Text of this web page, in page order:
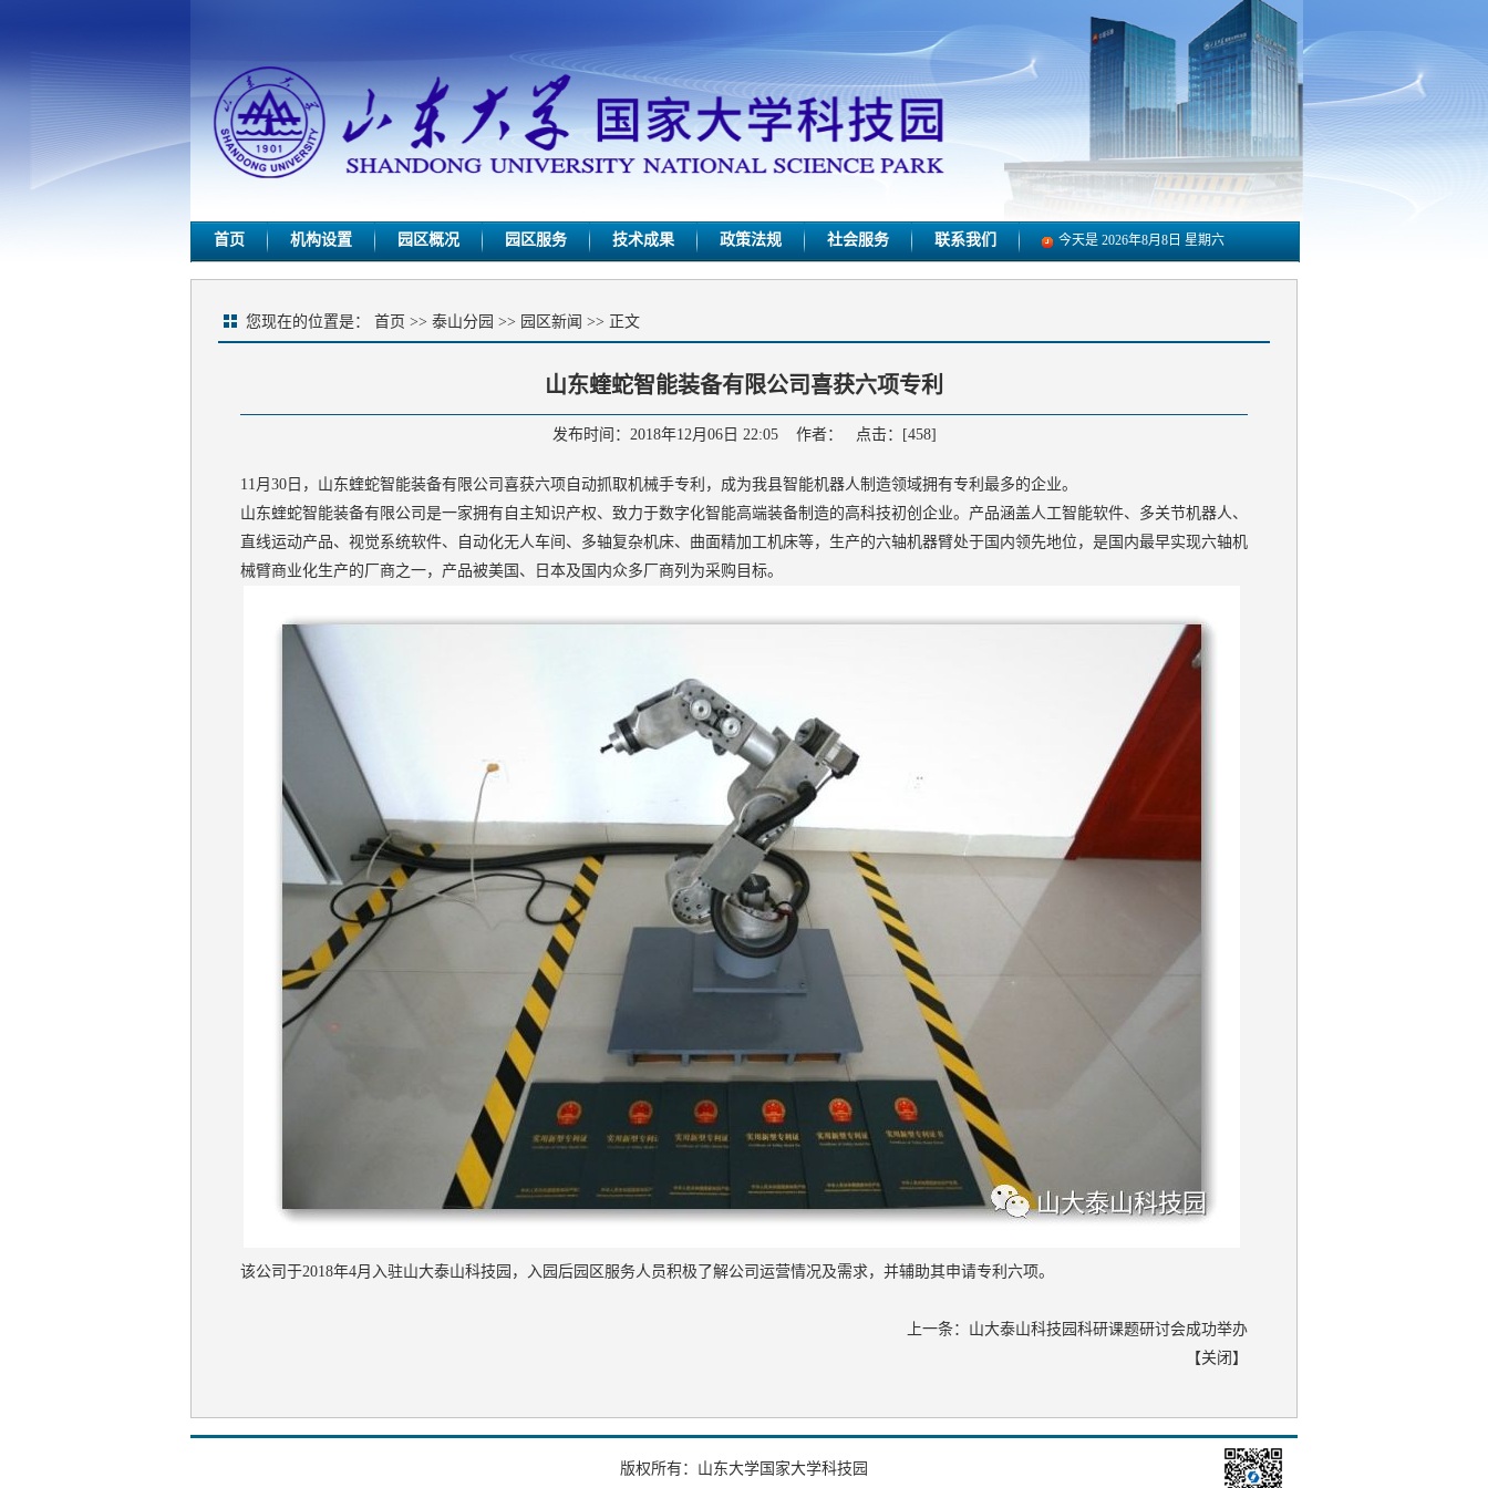
首页 机构设置 园区概况 园区服务 技术成果 政策法规 社会服务 联系我们 今天是 2026年8月8日 星期六
您现在的位置是： 首页 >> 泰山分园 >> 园区新闻 >> 正文
山东蝰蛇智能装备有限公司喜获六项专利
发布时间：2018年12月06日 22:05 作者： 点击：[458]
11月30日，山东蝰蛇智能装备有限公司喜获六项自动抓取机械手专利，成为我县智能机器人制造领域拥有专利最多的企业。
山东蝰蛇智能装备有限公司是一家拥有自主知识产权、致力于数字化智能高端装备制造的高科技初创企业。产品涵盖人工智能软件、多关节机器人、
直线运动产品、视觉系统软件、自动化无人车间、多轴复杂机床、曲面精加工机床等，生产的六轴机器臂处于国内领先地位，是国内最早实现六轴机
械臂商业化生产的厂商之一，产品被美国、日本及国内众多厂商列为采购目标。
该公司于2018年4月入驻山大泰山科技园，入园后园区服务人员积极了解公司运营情况及需求，并辅助其申请专利六项。
上一条： 山大泰山科技园科研课题研讨会成功举办
【关闭 】
版权所有：山东大学国家大学科技园